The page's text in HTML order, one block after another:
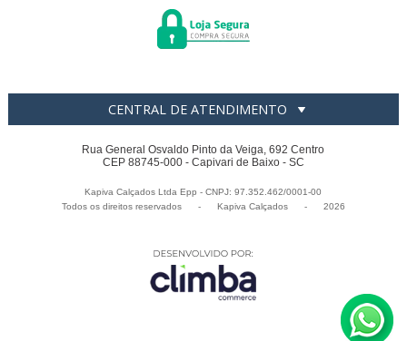
CENTRAL DE ATENDIMENTO
Rua General Osvaldo Pinto da Veiga, 692 Centro
CEP 88745-000 - Capivari de Baixo - SC
Kapiva Calçados Ltda Epp - CNPJ: 97.352.462/0001-00
Todos os direitos reservados
- Kapiva Calçados - 2026